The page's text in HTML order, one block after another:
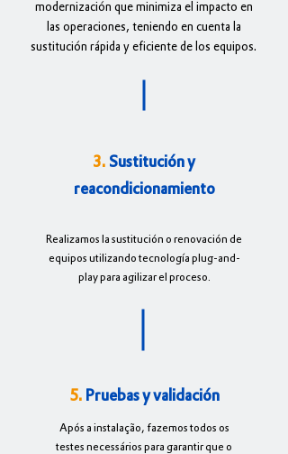
modernización que minimiza el impacto en
las operaciones, teniendo en cuenta la
sustitución rápida y eficiente de los equipos.
3. Sustitución y
reacondicionamiento
Realizamos la sustitución o renovación de
equipos utilizando tecnología plug-and-
play para agilizar el proceso.
5. Pruebas y validación
Após a instalação, fazemos todos os
testes necessários para garantir que o